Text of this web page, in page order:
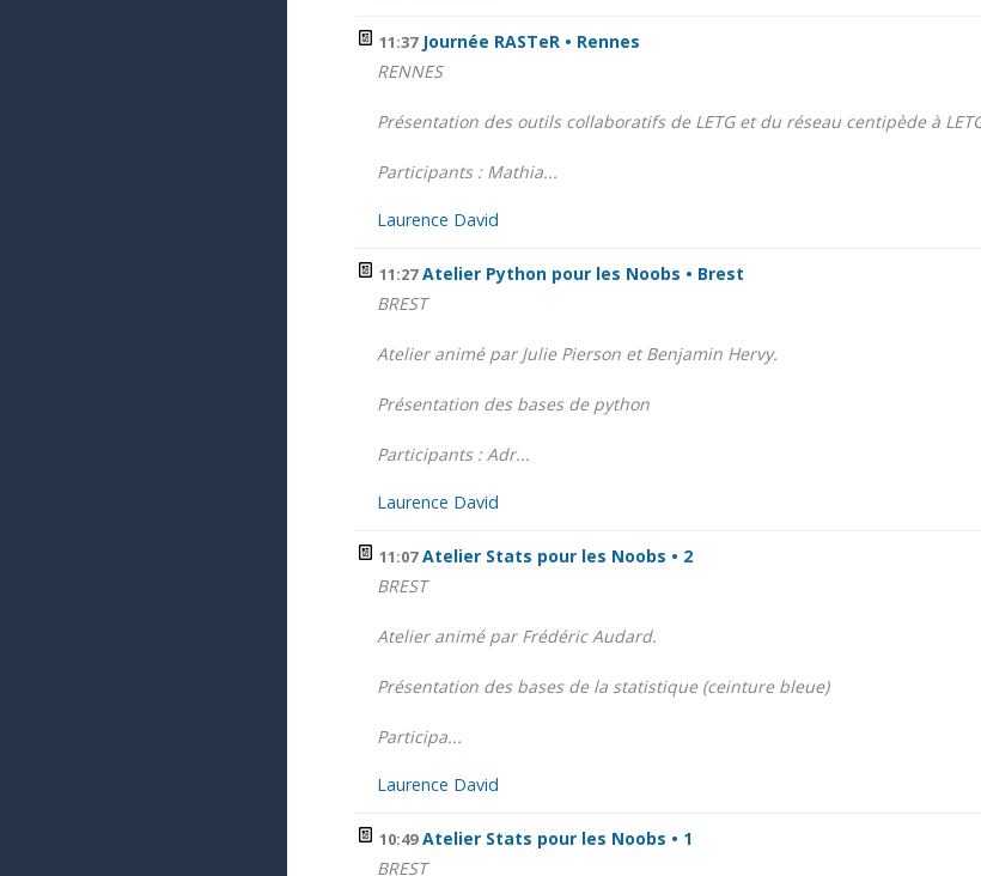
11:37 Journée RASTeR • Rennes
RENNES
Présentation des outils collaboratifs de LETG et du réseau centipède à
Participants : Mathia...
Laurence David
11:27 Atelier Python pour les Noobs • Brest
BREST
Atelier animé par Julie Pierson et Benjamin Hervy.
Présentation des bases de python
Participants : Adr...
Laurence David
11:07 Atelier Stats pour les Noobs • 2
BREST
Atelier animé par Frédéric Audard.
Présentation des bases de la statistique (ceinture bleue)
Participa...
Laurence David
10:49 Atelier Stats pour les Noobs • 1
BREST